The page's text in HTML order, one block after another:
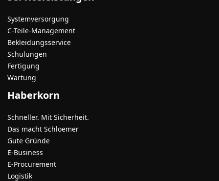
Systemversorgung
C-Teile-Management
Bekleidungsservice
Schulungen
Fertigung
Wartung
Haberkorn
Schneller. Mit Sicherheit.
Das macht Schloemer
Gute Gründe
E-Business
E-Procurement
Logistik